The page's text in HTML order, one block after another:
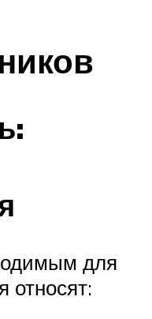
для
относят: